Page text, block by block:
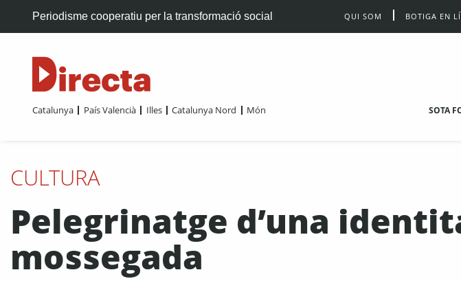
Periodisme cooperatiu per la transformació social QUI SOM BOTIGA EN
Catalunya País Valencià Illes Catalunya Nord Món SOTA
CULTURA
Pelegrinatge d’una
mossegada